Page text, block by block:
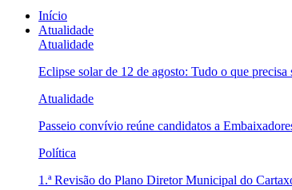
Início
Atualidade
Atualidade
Eclipse solar de 12 de agosto: Tudo o que precisa
Atualidade
Passeio convívio reúne candidatos a
Política
1.ª Revisão do Plano Diretor Municipal do